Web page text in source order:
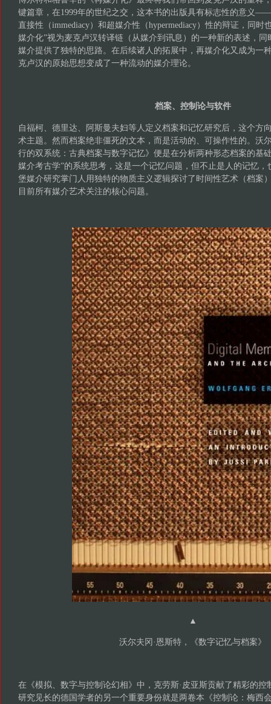
键篇章，在1999年的世纪之交，这本书的出版具有标志性的意义
直接性（immediacy）和超媒介性（hypermediacy）性的辩证，同时
媒介化”视为麦克卢汉转译链（从媒介到讯息）的一种新的表述，
媒介提供了独特的思路。在后续诸人的拓展中，再媒介化又成为一
克卢汉的原始思想变成了一种流动的媒介理论。
档案、控制论与软件
自福柯、德里达、阿斯曼夫妇等人定义档案和记忆研究后，这个方
术主题。然而档案绝非僵死的文本，而是活动的、可操作性的。沃
行的双系统：古典档案与数字记忆》便是在分析两种形态档案的基
媒介考古学”的系统思考，这是一个记忆问题，但不止是人的记忆
堡媒介研究掌门人用独特的物质主义逻辑探讨了时间性艺术（档案
目前所有媒介艺术关注的核心问题。
▲
沃尔夫冈·恩斯特，《数字记忆与档案》
在《模拟、数字与控制论幻相》中，克劳斯·皮亚斯贡献了精彩的控
研究见长的德国学者的另一个重要身份就是两卷本《控制论：梅西